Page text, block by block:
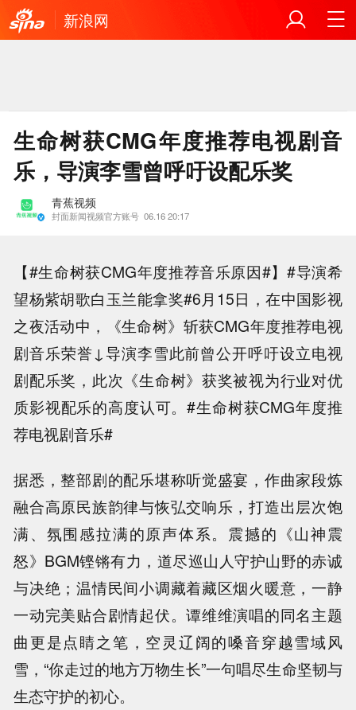
新浪网
生命树获CMG年度推荐电视剧音
乐，导演李雪曾呼吁设配乐奖
青蕉视频
封面新闻视频官方账号 06.16 20:17
【#生命树获CMG年度推荐音乐原因#】#导演希
望杨紫胡歌白玉兰能拿奖#6月15日，在中国影视
之夜活动中，《生命树》斩获CMG年度推荐电视
剧音乐荣誉↓导演李雪此前曾公开呼吁设立电视
剧配乐奖，此次《生命树》获奖被视为行业对优
质影视配乐的高度认可。#生命树获CMG年度推
荐电视剧音乐#
据悉，整部剧的配乐堪称听觉盛宴，作曲家段炼
融合高原民族韵律与恢弘交响乐，打造出层次饱
满、氛围感拉满的原声体系。震撼的《山神震
怒》BGM铿锵有力，道尽巡山人守护山野的赤诚
与决绝；温情民间小调藏着藏区烟火暖意，一静
一动完美贴合剧情起伏。谭维维演唱的同名主题
曲更是点睛之笔，空灵辽阔的嗓音穿越雪域风
雪，“你走过的地方万物生长”一句唱尽生命坚韧与
生态守护的初心。